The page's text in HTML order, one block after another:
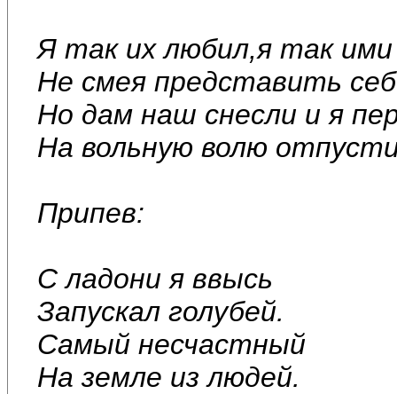
Я так их любил,я так ими
Не смея представить
Но дам наш снесли и я
На вольную волю
Припев:
С ладони я ввысь
Запускал голубей.
Самый несчастный
На земле из людей.